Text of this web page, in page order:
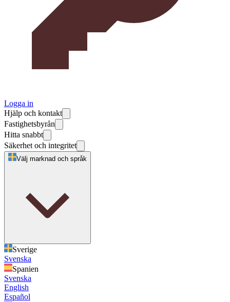
Logga in
Hjälp och kontakt
Fastighetsbyrån
Hitta snabbt
Säkerhet och integritet
Välj marknad och språk
Sverige
Svenska
Spanien
Svenska
English
Español